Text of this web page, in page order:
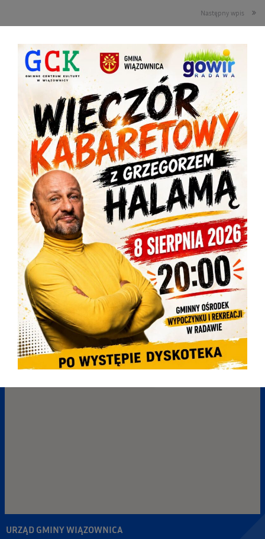
Następny wpis
Inne wpisy
Powiązane wpisy Więcej od tego autora
URZĄD GMINY CZYNNY DO 14:30
2026-08-06
OSTRZEŻENIE METEOROLOGICZNE ZBIORCZO NR 181
2026-08-06
URZĄD GMINNY CZYNNY DO 14:30
2026-08-05
KONDOLENCJE
2026-08-05
URZĄD GMINY WIĄZOWNICA